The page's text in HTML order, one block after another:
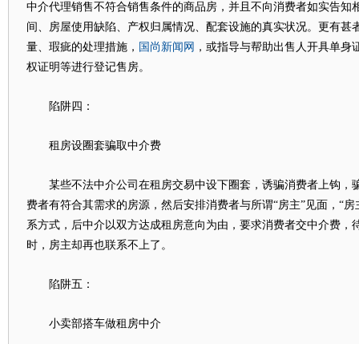
中介代理销售不符合销售条件的商品房，并且不向消费者如实告知
间、房屋使用缺陷、产权归属情况、配套设施的真实状况。更有甚
量、瑕疵的处理措施， 国尚新闻网 ，或指导与帮助出售人开具单
权证明等进行登记售房。
陷阱四：
租房设圈套骗取中介费
某些不法中介公司在租房交易中设下圈套，诱骗消费者上钩，
费者有符合其需求的房源，然后安排消费者与所谓“房主”见面，“
系方式，后中介以双方达成租房意向为由，要求消费者交中介费，
时，房主却再也联系不上了。
陷阱五：
小卖部搭车做租房中介